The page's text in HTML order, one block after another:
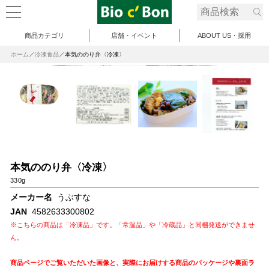
商品カテゴリ 店舗・イベント ABOUT US・採用
ホーム 冷凍食品 本気ののり弁〈冷凍〉
本気ののり弁〈冷凍〉
330g
メーカー名
うぶすな
JAN 4582633300802
※こちらの商品は「冷凍品」です。「常温品」や「冷蔵品」と同梱発送ができませ
ん。
商品ページでご覧いただいた画像と、実際にお届けする商品のパッケージや裏面ラ